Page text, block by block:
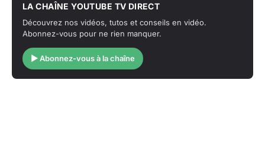
LA CHAÎNE YOUTUBE TV DIRECT
Découvrez nos vidéos, tutos et conseils en vidéo.
Abonnez-vous pour ne rien manquer.
▶ Abonnez-vous à la chaîne